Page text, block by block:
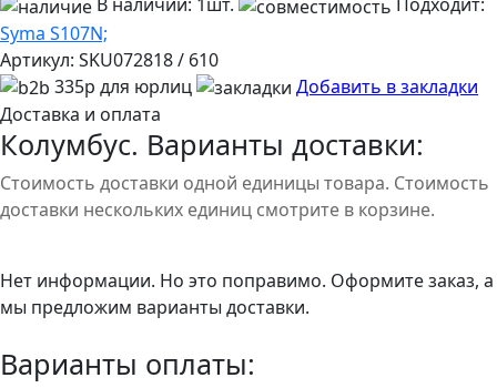
Syma S107N;
Артикул: SKU072818 / 610
335р для юрлиц
Добавить в закладки
Доставка и оплата
Колумбус. Варианты доставки:
Стоимость доставки одной единицы товара. Стоимость
доставки нескольких единиц смотрите в корзине.
Нет информации. Но это поправимо. Оформите заказ, а
мы предложим варианты доставки.
Варианты оплаты: